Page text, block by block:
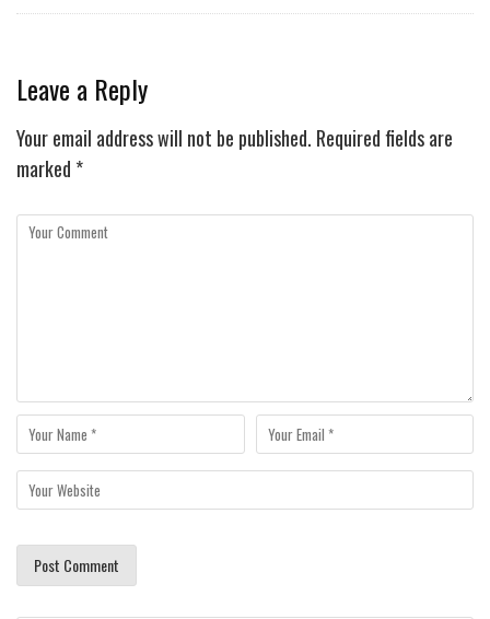
Leave a Reply
Your email address will not be published. Required fields are
marked *